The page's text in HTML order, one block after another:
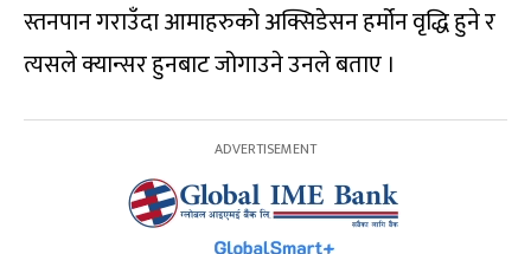
स्तनपान गराउँदा आमाहरुको अक्सिडेसन हर्मोन वृद्धि हुने र
त्यसले क्यान्सर हुनबाट जोगाउने उनले बताए ।